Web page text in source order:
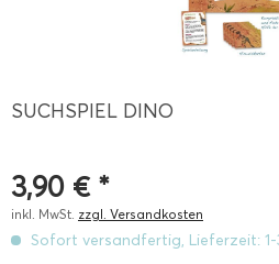
SUCHSPIEL DINO
3,90 € *
inkl. MwSt. zzgl. Versandkosten
Sofort versandfertig, Lieferzeit: